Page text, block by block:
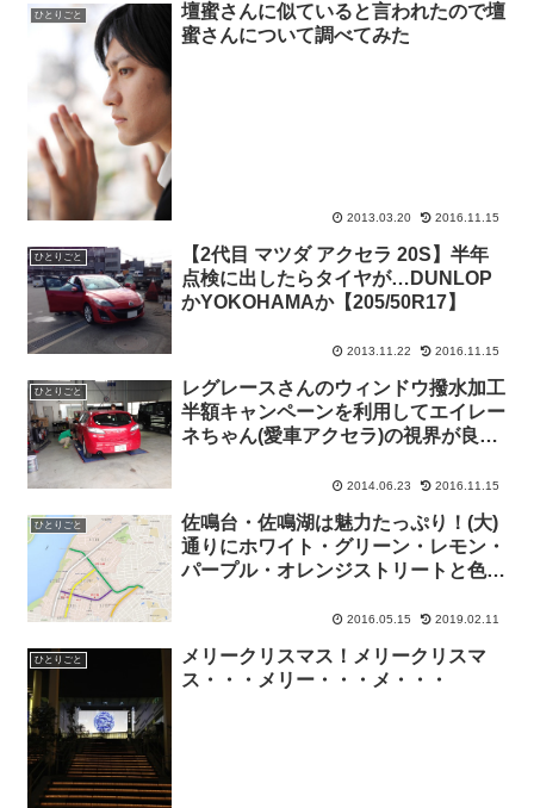
ひとりごと
壇蜜さんに似ていると言われたので壇
蜜さんについて調べてみた
2013.03.20 2016.11.15
ひとりごと
【2代目 マツダ アクセラ 20S】半年
点検に出したらタイヤが…DUNLOP
かYOKOHAMAか【205/50R17】
2013.11.22 2016.11.15
ひとりごと
レグレースさんのウィンドウ撥水加工
半額キャンペーンを利用してエイレー
ネちゃん(愛車アクセラ)の視界が良好
2014.06.23 2016.11.15
ひとりごと
佐鳴台・佐鳴湖は魅力たっぷり！(大)
通りにホワイト・グリーン・レモン・
パープル・オレンジストリートと色名
2016.05.15 2019.02.11
ひとりごと
メリークリスマス！メリークリスマ
ス・・・メリー・・・メ・・・